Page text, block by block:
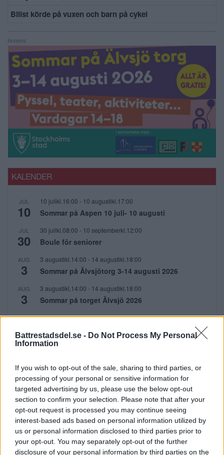
Battrestadsdel.se - Do Not Process My Personal
Information
If you wish to opt-out of the sale, sharing to third parties, or
processing of your personal or sensitive information for
targeted advertising by us, please use the below opt-out
section to confirm your selection. Please note that after your
opt-out request is processed you may continue seeing
interest-based ads based on personal information utilized by
us or personal information disclosed to third parties prior to
your opt-out. You may separately opt-out of the further
disclosure of your personal information by third parties on the
Bilist körde på vuxen och barn på cykel
Annons:
KALENDER
JUL
10
10 julikl.16:00 - 10 augustikl.17:00
Sommar på Aspen 10 juli- 10 augusti
JUL
30
30 julikl.08:00 - 10 septemberkl.12:00
Boule för seniorer
AUG
3
3 augustikl.14:00 - 14 augustikl.18:00
Sommar på Älvsjötorg 3-14 augusti 2026
AUG
3
3 augustikl.14:00 - 14 augustikl.18:00
Sommar på torget Älvsjö 2026
AUG
6
6 augustikl.19:00-8 augustikl.19:00
PRENUMERERA
Få dina lokala nyheter i mejlen!
E-postadress